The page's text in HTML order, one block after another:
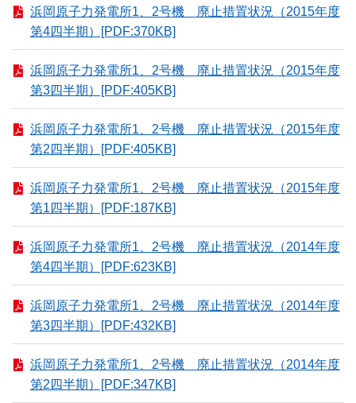
浜岡原子力発電所1、2号機 廃止措置状況（2015年度
第4四半期）[PDF:370KB]
浜岡原子力発電所1、2号機 廃止措置状況（2015年度
第3四半期）[PDF:405KB]
浜岡原子力発電所1、2号機 廃止措置状況（2015年度
第2四半期）[PDF:405KB]
浜岡原子力発電所1、2号機 廃止措置状況（2015年度
第1四半期）[PDF:187KB]
浜岡原子力発電所1、2号機 廃止措置状況（2014年度
第4四半期）[PDF:623KB]
浜岡原子力発電所1、2号機 廃止措置状況（2014年度
第3四半期）[PDF:432KB]
浜岡原子力発電所1、2号機 廃止措置状況（2014年度
第2四半期）[PDF:347KB]